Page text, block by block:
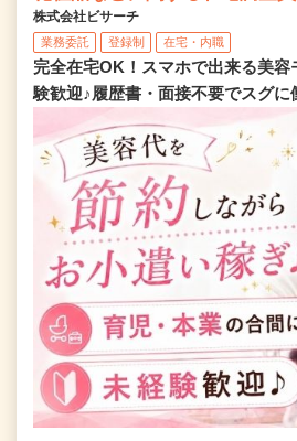
株式会社ビサーチ
業務委託 登録制 在宅・内職
完全在宅OK！スマホで出来る美
験歓迎♪履歴書・面接不要でスグに